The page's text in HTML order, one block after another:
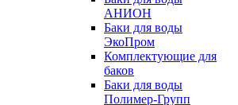
АНИОН
Баки для воды
ЭкоПром
Комплектующие для
баков
Баки для воды
Полимер-Групп